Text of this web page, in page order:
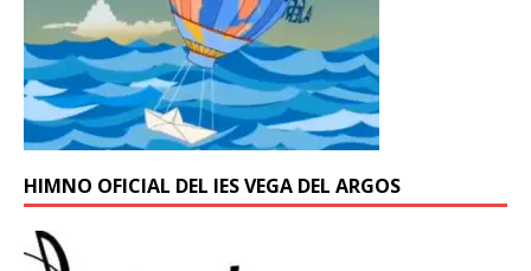
HIMNO OFICIAL DEL IES VEGA DEL ARGOS